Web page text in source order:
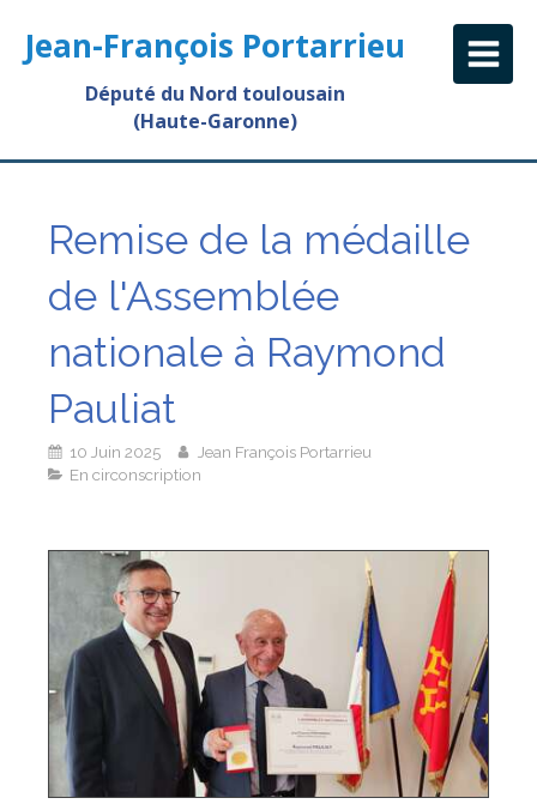
Jean-François Portarrieu
Député du Nord toulousain
(Haute-Garonne)
Remise de la médaille
de l'Assemblée
nationale à Raymond
Pauliat
10 Juin 2025
Jean François Portarrieu
En circonscription